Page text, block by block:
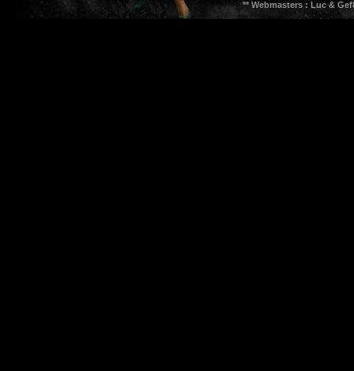
** Webmasters : Luc &